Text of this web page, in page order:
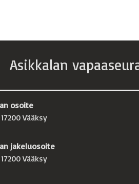
Asikkalan
osoite
Vääksy
jakeluosoite
Vääksy